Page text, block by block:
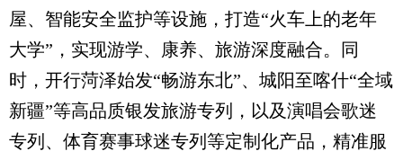
屋、智能安全监护等设施，打造“火车上的老年
大学”，实现游学、康养、旅游深度融合。同
时，开行菏泽始发“畅游东北”、城阳至喀什“全域
新疆”等高品质银发旅游专列，以及演唱会歌迷
专列、体育赛事球迷专列等定制化产品，精准服